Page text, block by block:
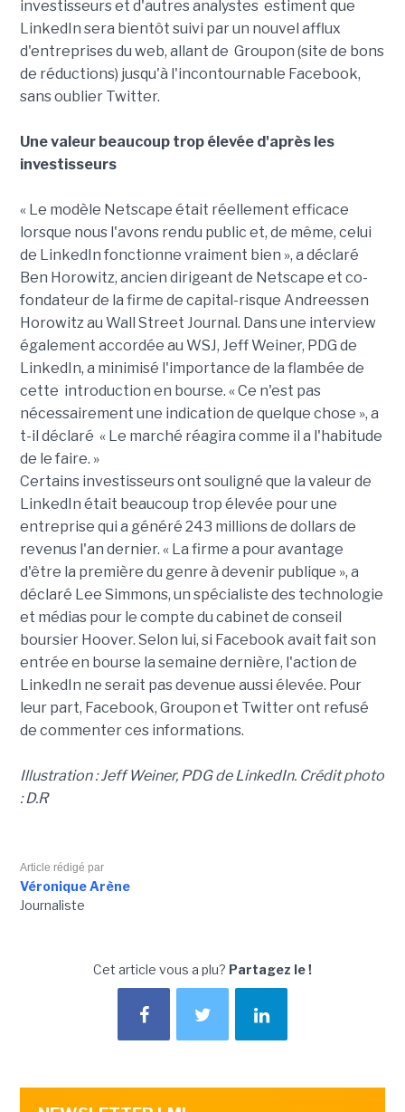
investisseurs et d'autres analystes estiment que
LinkedIn sera bientôt suivi par un nouvel afflux
d'entreprises du web, allant de Groupon (site de bons
de réductions) jusqu'à l'incontournable Facebook,
sans oublier Twitter.
Une valeur beaucoup trop élevée d'après les
investisseurs
« Le modèle Netscape était réellement efficace
lorsque nous l'avons rendu public et, de même, celui
de LinkedIn fonctionne vraiment bien », a déclaré
Ben Horowitz, ancien dirigeant de Netscape et co-
fondateur de la firme de capital-risque Andreessen
Horowitz au Wall Street Journal. Dans une interview
également accordée au WSJ, Jeff Weiner, PDG de
LinkedIn, a minimisé l'importance de la flambée de
cette introduction en bourse. « Ce n'est pas
nécessairement une indication de quelque chose », a
t-il déclaré « Le marché réagira comme il a l'habitude
de le faire. »
Certains investisseurs ont souligné que la valeur de
LinkedIn était beaucoup trop élevée pour une
entreprise qui a généré 243 millions de dollars de
revenus l'an dernier. « La firme a pour avantage
d'être la première du genre à devenir publique », a
déclaré Lee Simmons, un spécialiste des technologie
et médias pour le compte du cabinet de conseil
boursier Hoover. Selon lui, si Facebook avait fait son
entrée en bourse la semaine dernière, l'action de
LinkedIn ne serait pas devenue aussi élevée. Pour
leur part, Facebook, Groupon et Twitter ont refusé
de commenter ces informations.
Illustration : Jeff Weiner, PDG de LinkedIn. Crédit photo
: D.R
Article rédigé par
Véronique Arène
Journaliste
Cet article vous a plu? Partagez le !